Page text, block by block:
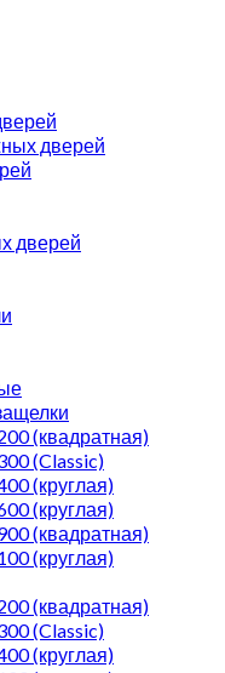
дверей
дверей
(квадратная)
(Classic)
(круглая)
(круглая)
(квадратная)
(круглая)
(квадратная)
(Classic)
(круглая)